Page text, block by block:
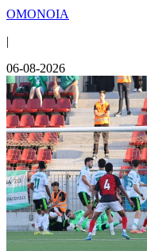
ΟΜΟΝΟΙΑ
|
06-08-2026